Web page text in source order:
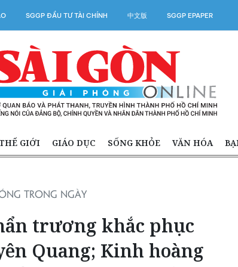
SGGP ĐẦU TƯ TÀI CHÍNH 中文版 SGGP EPAPER
GIỚI GIÁO DỤC SỐNG KHỎE VĂN HÓA
TRONG NGÀY
trương khắc phục
Quang; Kinh hoàng